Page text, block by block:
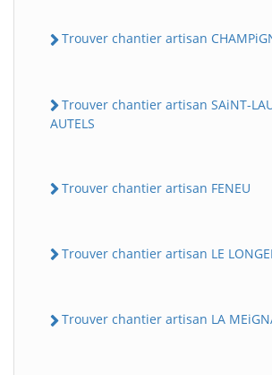
Trouver chantier artisan
Trouver chantier artisan SAiNT-
AUTELS
Trouver chantier artisan FENEU
Trouver chantier artisan LE
Trouver chantier artisan LA